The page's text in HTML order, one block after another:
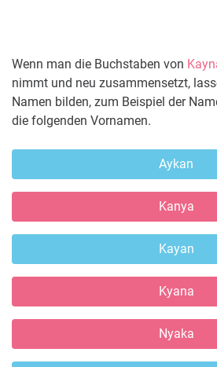
Wenn man die Buchstaben von
nimmt und neu zusammensetzt,
Namen bilden, zum Beispiel der
die folgenden Vornamen.
Aykan
Kanya
Kayan
Kyana
Nyaka